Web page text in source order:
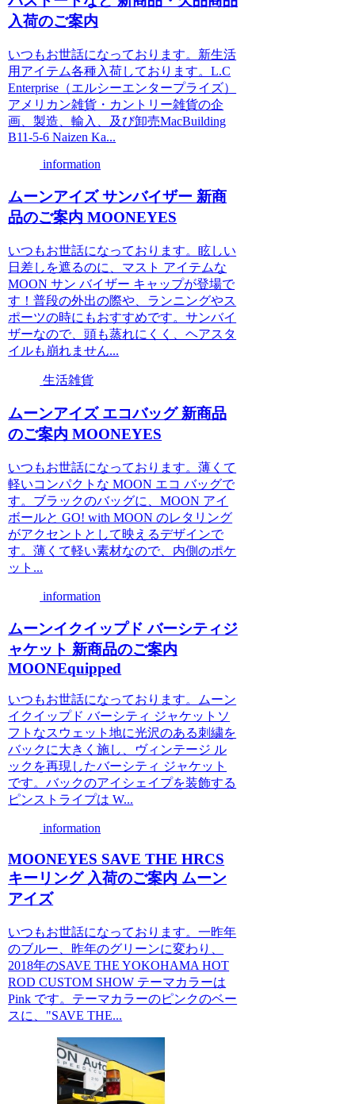
入荷のご案内
いつもお世話になっております。新生活
用アイテム各種入荷しております。L.C
Enterprise（エルシーエンタープライズ）
アメリカン雑貨・カントリー雑貨の企
画、製造、輸入、及び卸売MacBuilding
B11-5-6 Naizen Ka...
information
ムーンアイズ サンバイザー 新商
品のご案内 MOONEYES
いつもお世話になっております。眩しい
日差しを遮るのに、マスト アイテムな
MOON サン バイザー キャップが登場で
す！普段の外出の際や、ランニングやス
ポーツの時にもおすすめです。サンバイ
ザーなので、頭も蒸れにくく、ヘアスタ
イルも崩れません...
生活雑貨
ムーンアイズ エコバッグ 新商品
のご案内 MOONEYES
いつもお世話になっております。薄くて
軽いコンパクトな MOON エコ バッグで
す。ブラックのバッグに、MOON アイ
ボールと GO! with MOON のレタリング
がアクセントとして映えるデザインで
す。薄くて軽い素材なので、内側のポケ
ット...
information
ムーンイクイップド バーシティジ
ャケット 新商品のご案内
MOONEquipped
いつもお世話になっております。ムーン
イクイップド バーシティ ジャケットソ
フトなスウェット地に光沢のある刺繍を
バックに大きく施し、ヴィンテージ ル
ックを再現したバーシティ ジャケット
です。バックのアイシェイプを装飾する
ピンストライプは W...
information
MOONEYES SAVE THE HRCS
キーリング 入荷のご案内 ムーン
アイズ
いつもお世話になっております。一昨年
のブルー、昨年のグリーンに変わり、
2018年のSAVE THE YOKOHAMA HOT
ROD CUSTOM SHOW テーマカラーは
Pink です。テーマカラーのピンクのベー
スに、"SAVE THE...